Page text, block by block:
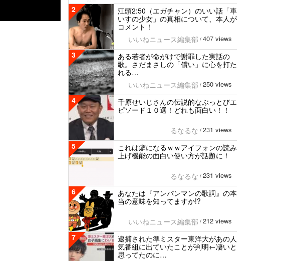
2
江頭2:50（エガチャン）のいい話「車
いすの少女」の真相について、本人が
コメント！
いいねニュース編集部 / 407 views
3
ある若者が命がけで謝罪した実話の
歌。さだまさしの「償い」に心を打た
れる…
いいねニュース編集部 / 250 views
4
千原せいじさんの伝説的なぶっとびエ
ピソード１０選！どれも面白い！！
るなるな / 231 views
5
これは癖になるｗｗアイフォンの読み
上げ機能の面白い使い方が話題に！
るなるな / 231 views
6
あなたは『アンパンマンの歌詞』の本
当の意味を知ってますか!?
いいねニュース編集部 / 212 views
7
逮捕された準ミスター東洋大があの人
気番組に出ていたことが判明←凄いと
思ってたのに…